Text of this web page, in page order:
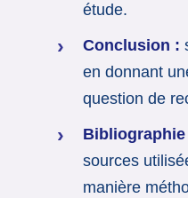
étude.
Conclusion :
en donnant
question de
Bibliographie
sources
manière